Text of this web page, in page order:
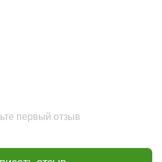
первый отзыв